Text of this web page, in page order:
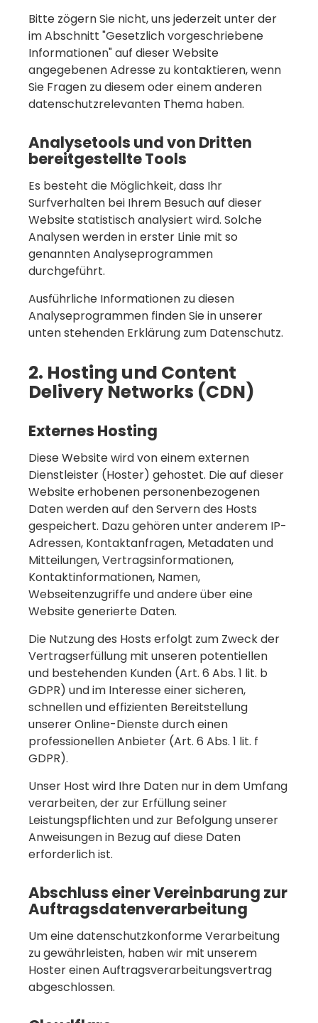
Bitte zögern Sie nicht, uns jederzeit unter der
im Abschnitt "Gesetzlich vorgeschriebene
Informationen" auf dieser Website
angegebenen Adresse zu kontaktieren, wenn
Sie Fragen zu diesem oder einem anderen
datenschutzrelevanten Thema haben.
Analysetools und von Dritten
bereitgestellte Tools
Es besteht die Möglichkeit, dass Ihr
Surfverhalten bei Ihrem Besuch auf dieser
Website statistisch analysiert wird. Solche
Analysen werden in erster Linie mit so
genannten Analyseprogrammen
durchgeführt.
Ausführliche Informationen zu diesen
Analyseprogrammen finden Sie in unserer
unten stehenden Erklärung zum Datenschutz.
2. Hosting und Content
Delivery Networks (CDN)
Externes Hosting
Diese Website wird von einem externen
Dienstleister (Hoster) gehostet. Die auf dieser
Website erhobenen personenbezogenen
Daten werden auf den Servern des Hosts
gespeichert. Dazu gehören unter anderem IP-
Adressen, Kontaktanfragen, Metadaten und
Mitteilungen, Vertragsinformationen,
Kontaktinformationen, Namen,
Webseitenzugriffe und andere über eine
Website generierte Daten.
Die Nutzung des Hosts erfolgt zum Zweck der
Vertragserfüllung mit unseren potentiellen
und bestehenden Kunden (Art. 6 Abs. 1 lit. b
GDPR) und im Interesse einer sicheren,
schnellen und effizienten Bereitstellung
unserer Online-Dienste durch einen
professionellen Anbieter (Art. 6 Abs. 1 lit. f
GDPR).
Unser Host wird Ihre Daten nur in dem Umfang
verarbeiten, der zur Erfüllung seiner
Leistungspflichten und zur Befolgung unserer
Anweisungen in Bezug auf diese Daten
erforderlich ist.
Abschluss einer Vereinbarung zur
Auftragsdatenverarbeitung
Um eine datenschutzkonforme Verarbeitung
zu gewährleisten, haben wir mit unserem
Hoster einen Auftragsverarbeitungsvertrag
abgeschlossen.